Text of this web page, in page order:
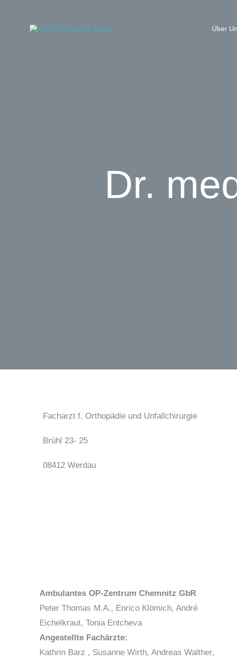
Über
Dr.
Facharzt f. Orthopädie und Unfallchirurgie
Brühl 23- 25
08412 Werdau
Ambulantes OP-Zentrum Chemnitz GbR
Peter Thomas M.A., Enrico Klömich, André
Eichelkraut, Tonia Entcheva
Angestellte Fachärzte:
Kathrin Barz , Susanne Wirth, Andreas Walther,